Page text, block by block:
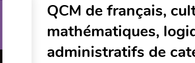
QCM de français,
mathématiques,
administratifs de